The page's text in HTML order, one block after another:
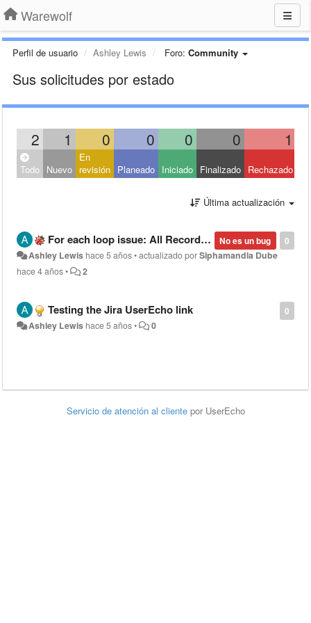
Warewolf
Perfil de usuario Ashley Lewis Foro: Community
Sus solicitudes por estado
2 1 0 0 0 0 1
Todo Nuevo
En
revisión Planeado Iniciado Finalizado Rechazado
Última actualización
0
No es un bug
For each loop issue: All Recordset index values not passing into child workflow
Ashley Lewis hace 5 años•actualizado porSiphamandla Dube
hace 4 años• 2
0
Testing the Jira UserEcho link
Ashley Lewis hace 5 años• 0
Servicio de atención al cliente por UserEcho